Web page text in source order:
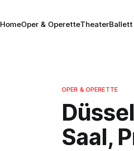
HomeOper & OperetteTheaterBallett
OPER & OPERETTE
Saal,